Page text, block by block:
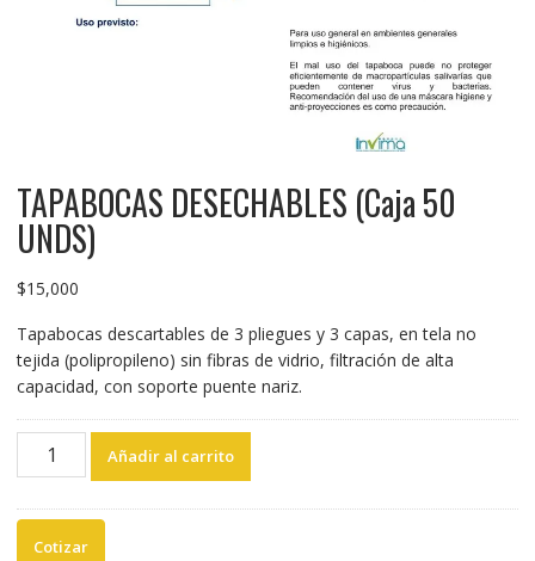
TAPABOCAS DESECHABLES (Caja 50
UNDS)
$15,000
Tapabocas descartables de 3 pliegues y 3 capas, en tela no
tejida (polipropileno) sin fibras de vidrio, filtración de alta
capacidad, con soporte puente nariz.
TAPABOCAS
DESECHABLES
50
UNDS)
Añadir al carrito